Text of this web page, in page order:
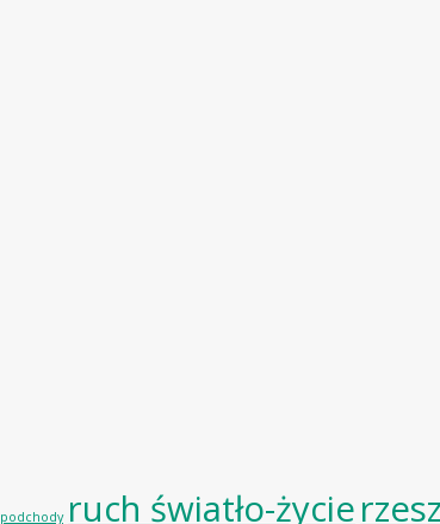
podchody ruch światło-życie